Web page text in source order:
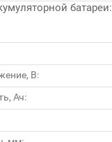
батареи:
В:
Ач: